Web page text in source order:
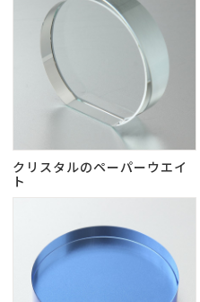
クリスタルのペーパーウエイ
ト